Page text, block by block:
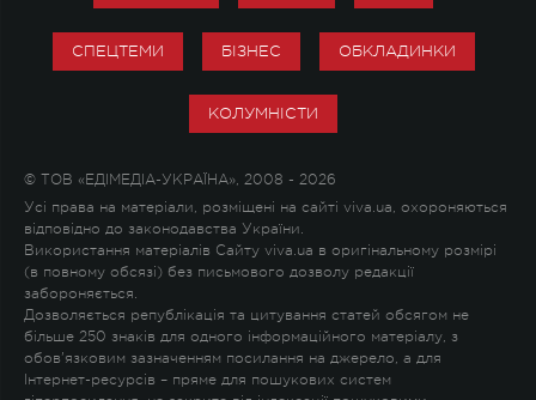
СПЕЦТЕМИ БІЗНЕС ОБКЛАДИНКИ
КОЛУМНІСТИ
© ТОВ «ЕДІМЕДІА-УКРАЇНА», 2008 - 2026
Усі права на матеріали, розміщені на сайті viva.ua, охороняються
відповідно до законодавства України.
Використання матеріалів Сайту viva.ua в оригінальному розмірі
(в повному обсязі) без письмового дозволу редакції
забороняється.
Дозволяється републікація та цитування статей обсягом не
більше 250 знаків для одного інформаційного матеріалу, з
обов'язковим зазначенням посилання на джерело, а для
Інтернет-ресурсів – пряме для пошукових систем